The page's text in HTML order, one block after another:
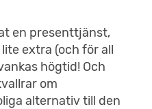
en presenttjänst,
extra (och för all
högtid! Och
om
alternativ till den